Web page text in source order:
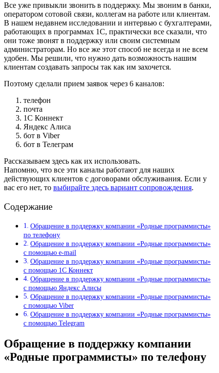
Все уже привыкли звонить в поддержку. Мы звоним в банки,
оператором сотовой связи, коллегам на работе или клиентам.
В нашем недавнем исследовании и интервью с бухгалтерами,
работающих в программах 1С, практически все сказали, что
они тоже звонят в поддержку или своим системным
администраторам. Но все же этот способ не всегда и не всем
удобен. Мы решили, что нужно дать возможность нашим
клиентам создавать запросы так как им захочется.
Поэтому сделали прием заявок через 6 каналов:
телефон
почта
1С Коннект
Яндекс Алиса
бот в Viber
бот в Телеграм
Рассказываем здесь как их использовать.
Напомню, что все эти каналы работают для наших
действующих клиентов с договорами обслуживания. Если у
вас его нет, то выбирайте здесь вариант сопровождения.
Содержание
Обращение в поддержку компании «Родные программисты»
по телефону
Обращение в поддержку компании «Родные программисты»
с помощью e-mail
Обращение в поддержку компании «Родные программисты»
с помощью 1С Коннект
Обращение в поддержку компании «Родные программисты»
с помощью Яндекс Алисы
Обращение в поддержку компании «Родные программисты»
с помощью Viber
Обращение в поддержку компании «Родные программисты»
с помощью Telegram
Обращение в поддержку компании
«Родные программисты» по телефону